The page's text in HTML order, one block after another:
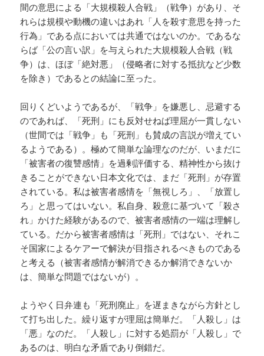
間の意思による「大規模殺人合戦」（戦争）があり、そ
れらは規模や動機の違いはあれ「人を殺す意思を持った
行為」である点においては共通ではないのか。であるな
らば「公の言い訳」を与えられた大規模殺人合戦（戦
争）は、ほぼ「絶対悪」（侵略者に対する抵抗など少数
を除き）であるとの結論に至った。
回りくどいようであるが、「戦争」を嫌悪し、忌避する
のであれば、「死刑」にも反対せねば理屈が一貫しない
（世間では「戦争」も「死刑」も賛成の言説が増えてい
るようである）。極めて簡単な論理なのだが、いまだに
「被害者の復讐感情」を過剰評価する、精神性から抜け
きることができない日本文化では、まだ「死刑」が存置
されている。私は被害者感情を「無視しろ」、「放置し
ろ」と思ってはいない。私自身、殺意に基づいて「殺さ
れ」かけた経験があるので、被害者感情の一端は理解し
ている。だから被害者感情は「死刑」ではない、それこ
そ国家によるケアーで解決が目指されるべきものである
と考える（被害者感情が解消できるか解消できないか
は、簡単な問題ではないが）。
ようやく日弁連も「死刑廃止」を遅まきながら方針とし
て打ち出した。繰り返すが理屈は簡単だ。「人殺し」は
「悪」なのだ。「人殺し」に対する処罰が「人殺し」で
あるのは、明白な矛盾であり倒錯だ。